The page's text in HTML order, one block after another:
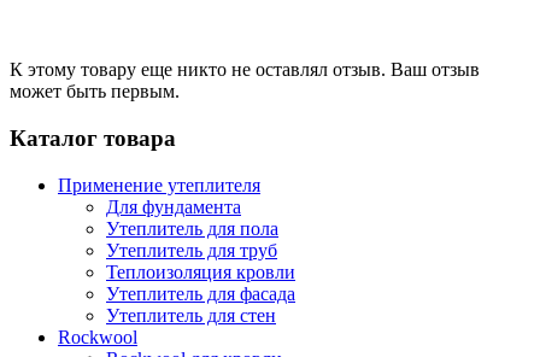
К этому товару еще никто не оставлял отзыв. Ваш отзыв
может быть первым.
Каталог товара
Применение утеплителя
Для фундамента
Утеплитель для пола
Утеплитель для труб
Теплоизоляция кровли
Утеплитель для фасада
Утеплитель для стен
Rockwool